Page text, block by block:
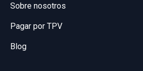
Sobre nosotros
Pagar por TPV
Blog